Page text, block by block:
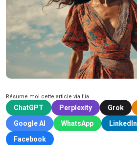
Résume moi cette article via l'ia
ChatGPT Perplexity Grok
Google AI
WhatsApp LinkedIn
Facebook